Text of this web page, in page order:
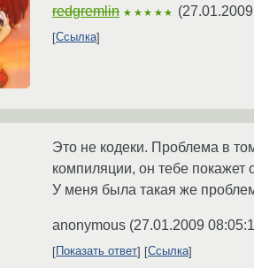
redgremlin ★★★★★ (
Ссылка
Это не кодеки. Проблема в
компиляции, он тебе
У меня была такая же
anonymous (27.01.2009
Показать ответ Ссылка